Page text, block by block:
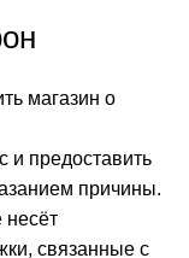
магазин о
и предоставить
причины.
несёт
связанные с